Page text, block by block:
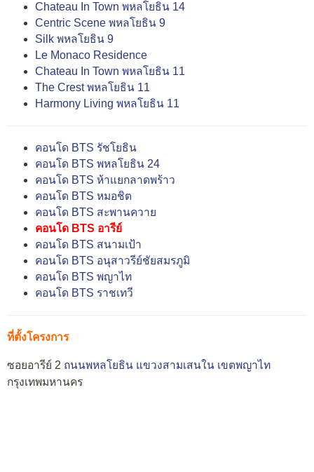
Chateau In Town พหลโยธิน 14
Centric Scene พหลโยธิน 9
Silk พหลโยธิน 9
Le Monaco Residence
Chateau In Town พหลโยธิน 11
The Crest พหลโยธิน 11
Harmony Living พหลโยธิน 11
คอนโด BTS รัชโยธิน
คอนโด BTS พหลโยธิน 24
คอนโด BTS ห้าแยกลาดพร้าว
คอนโด BTS หมอชิต
คอนโด BTS สะพานควาย
คอนโด BTS อารีย์
คอนโด BTS สนามเป้า
คอนโด BTS อนุสาวรีย์ชัยสมรภูมิ
คอนโด BTS พญาไท
คอนโด BTS ราชเทวี
ที่ตั้งโครงการ
ซอยอารีย์ 2 ถนนพหลโยธิน แขวงสามเสนใน เขตพญาไท
กรุงเทพมหานคร